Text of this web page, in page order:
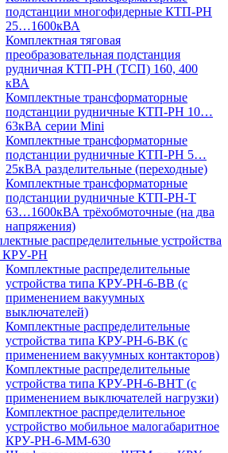
подстанции многофидерные КТП-РН
25…1600кВА
Комплектная тяговая
преобразовательная подстанция
рудничная КТП-РН (ТСП) 160, 400
кВА
Комплектные трансформаторные
подстанции рудничные КТП-РН 10…
63кВА серии Mini
Комплектные трансформаторные
подстанции рудничные КТП-РН 5…
25кВА разделительные (переходные)
Комплектные трансформаторные
подстанции рудничные КТП-РН-Т
63…1600кВА трёхобмоточные (на два
напряжения)
распределительные устройства
КРУ-РН
Комплектные распределительные
устройства типа КРУ-РН-6-ВВ (с
применением вакуумных
выключателей)
Комплектные распределительные
устройства типа КРУ-РН-6-ВК (с
применением вакуумных контакторов)
Комплектные распределительные
устройства типа КРУ-РН-6-ВНТ (с
применением выключателей нагрузки)
Комплектное распределительное
устройство мобильное малогабаритное
КРУ-РН-6-ММ-630